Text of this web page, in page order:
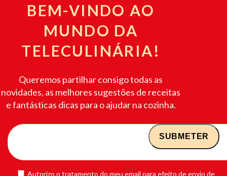
BEM-VINDO AO
MUNDO DA
TELECULINÁRIA!
Queremos partilhar consigo todas as
novidades, as melhores sugestões de receitas
e fantásticas dicas para o ajudar na cozinha.
Autorizo o tratamento do meu email para efeito de envio de